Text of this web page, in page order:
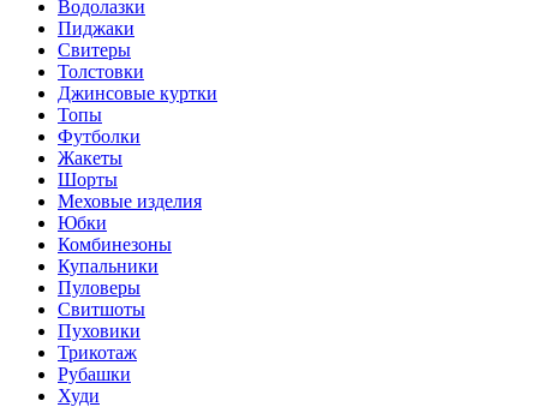
Водолазки
Пиджаки
Свитеры
Толстовки
Джинсовые куртки
Топы
Футболки
Жакеты
Шорты
Меховые изделия
Юбки
Комбинезоны
Купальники
Пуловеры
Свитшоты
Пуховики
Трикотаж
Рубашки
Худи